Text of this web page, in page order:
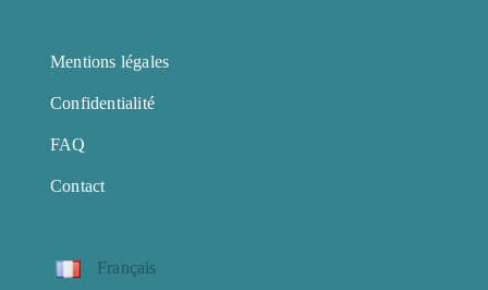
Mentions légales
Confidentialité
FAQ
Contact
Français